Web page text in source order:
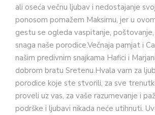
ali oseća večnu ljubav i nedostajanje
ponosom pomažem Maksimu, jer u
gestu se ogleda vaspitanje, poštovanje,
snaga naše porodice.Večnaja pamjat i
našim predivnim snajkama Hafici i
dobrom bratu Sretenu.Hvala vam za
porodice koje ste stvorili, za sve
proveli uz vas, za vaše razumevanje i
podrške i ljubavi nikada neće utihnuti.